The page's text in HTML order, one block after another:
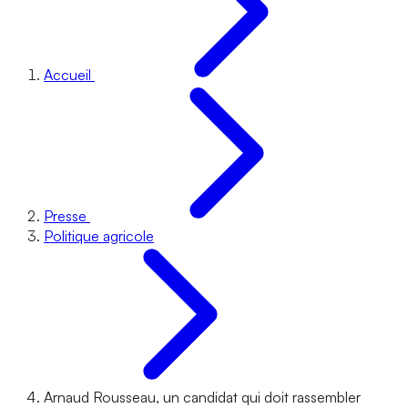
Accueil
Presse
Politique agricole
Arnaud Rousseau, un candidat qui doit rassembler